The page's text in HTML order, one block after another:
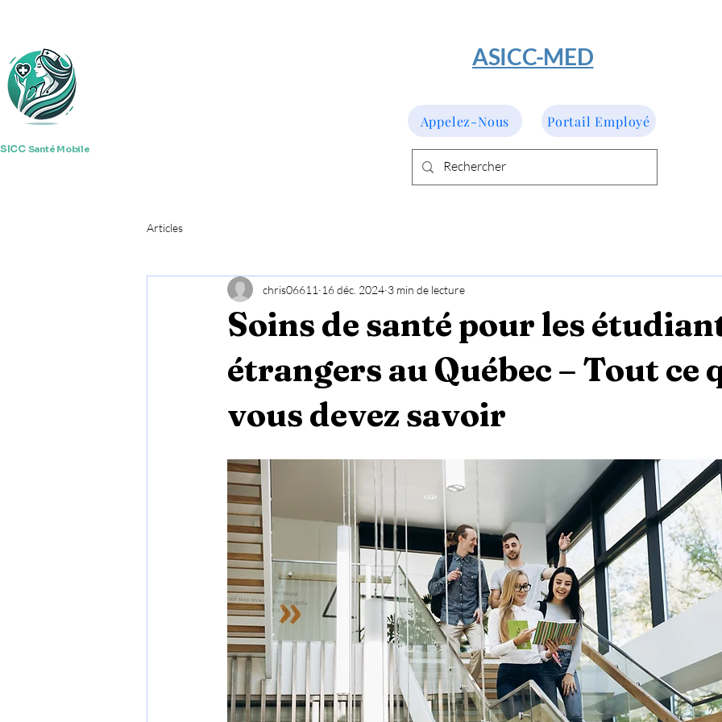
Santé Mobile
​ASICC-MED
Appelez-Nous Portail Employé
Articles
Soins de santé pour les
étrangers au Québec – Tout ce
vous devez savoir
chris06611 16 déc. 2024 3 min de lecture